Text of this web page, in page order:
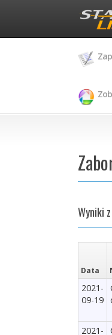
Wyniki
Data
2021-
09-19
2021-